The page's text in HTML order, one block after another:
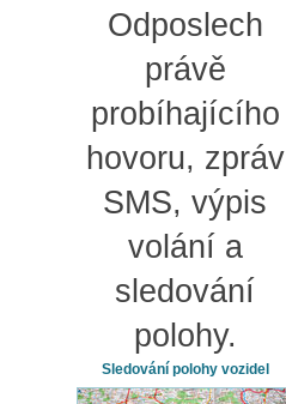
Odposlech
právě
probíhajícího
hovoru, zpráv
SMS, výpis
volání a
sledování
polohy.
Sledování polohy vozidel